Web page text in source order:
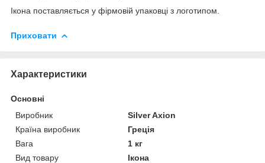
Ікона поставляється у фірмовій упаковці з логотипом.
Приховати
Характеристики
Основні
Виробник
Silver Axion
Країна виробник
Греція
Вага
1 кг
Вид товару
Ікона